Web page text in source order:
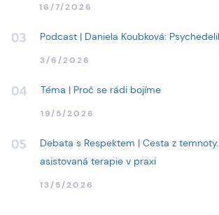
16/7/2026
03 Podcast | Daniela Koubková:
3/6/2026
04 Téma | Proč se rádi bojíme
19/5/2026
05
Debata s Respektem | Cesta z
asistovaná terapie v praxi
13/5/2026